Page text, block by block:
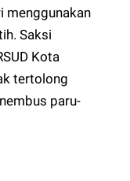
menggunakan
Saksi
Kota
tertolong
paru-